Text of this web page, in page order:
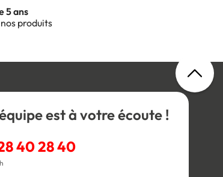
5 ans
produits
est à votre écoute !
40 28 40